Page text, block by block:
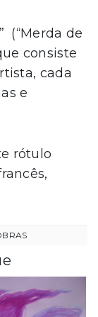
(“Merda de
consiste
cada
e
rótulo